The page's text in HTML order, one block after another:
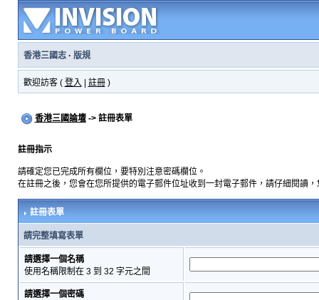
香港三國志· 版規
歡迎訪客 ( 登入 註冊)
香港三國論壇-> 註冊表單
註冊指示
請確定您已完成所有欄位，要特別注意密碼欄位。
在註冊之後，您會在您所提供的電子郵件位址收到一封電子郵件，請仔細閱讀
註冊表單
請完整填寫表單
請選擇一個名稱
使用名稱限制在 3 到 32 字元之間
請選擇一個密碼